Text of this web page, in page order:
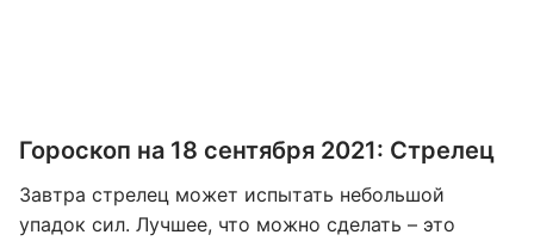
Гороскоп на 18 сентября 2021: Стрелец
Завтра стрелец может испытать небольшой
упадок сил. Лучшее, что можно сделать – это